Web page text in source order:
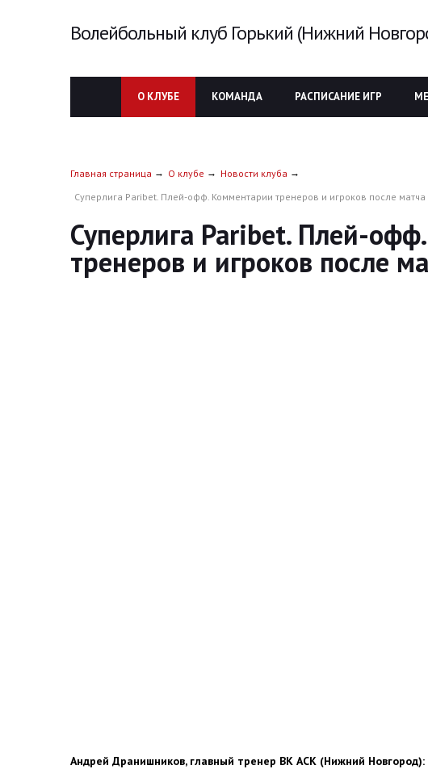
Волейбольный клуб Горький (Нижний
О КЛУБЕ КОМАНДА РАСПИСАНИЕ ИГР
Главная страница О клубе
Новости клуба
Суперлига Paribet. Плей-офф. Комментарии тренеров и игроков после матча
Суперлига Paribet. Плей-
тренеров и игроков после
Андрей Дранишников, главный тренер ВК АСК (Нижний Новгород):